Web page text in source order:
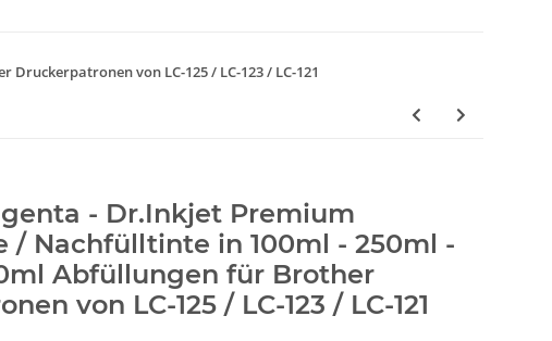
von LC-125 / LC-123 / LC-121
- Dr.Inkjet Premium
/ Nachfülltinte in 100ml - 250ml -
Abfüllungen für Brother
von LC-125 / LC-123 / LC-121